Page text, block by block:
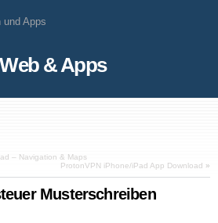
und Apps
Web & Apps
– Navigation & Maps
ProtonVPN iPhone/iPad App Download »
Musterschreiben